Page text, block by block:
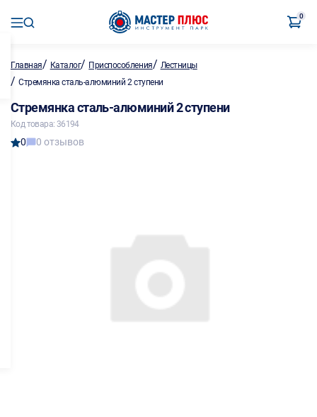
0
Главная/ Каталог/ Приспособления/ Лестницы
/ Стремянка сталь-алюминий 2 ступени
Стремянка сталь-алюминий 2 ступени
Код товара: 36194
0 0 отзывов